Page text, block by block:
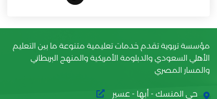
مؤسسة تربوية تقدم خدمات تعليمية متنوعة ما بين التعليم
الأهلي السعودي والدبلومة الأمريكية والمنهج البريطاني
والمسار المصري
حي المنسك - أبها - عسير